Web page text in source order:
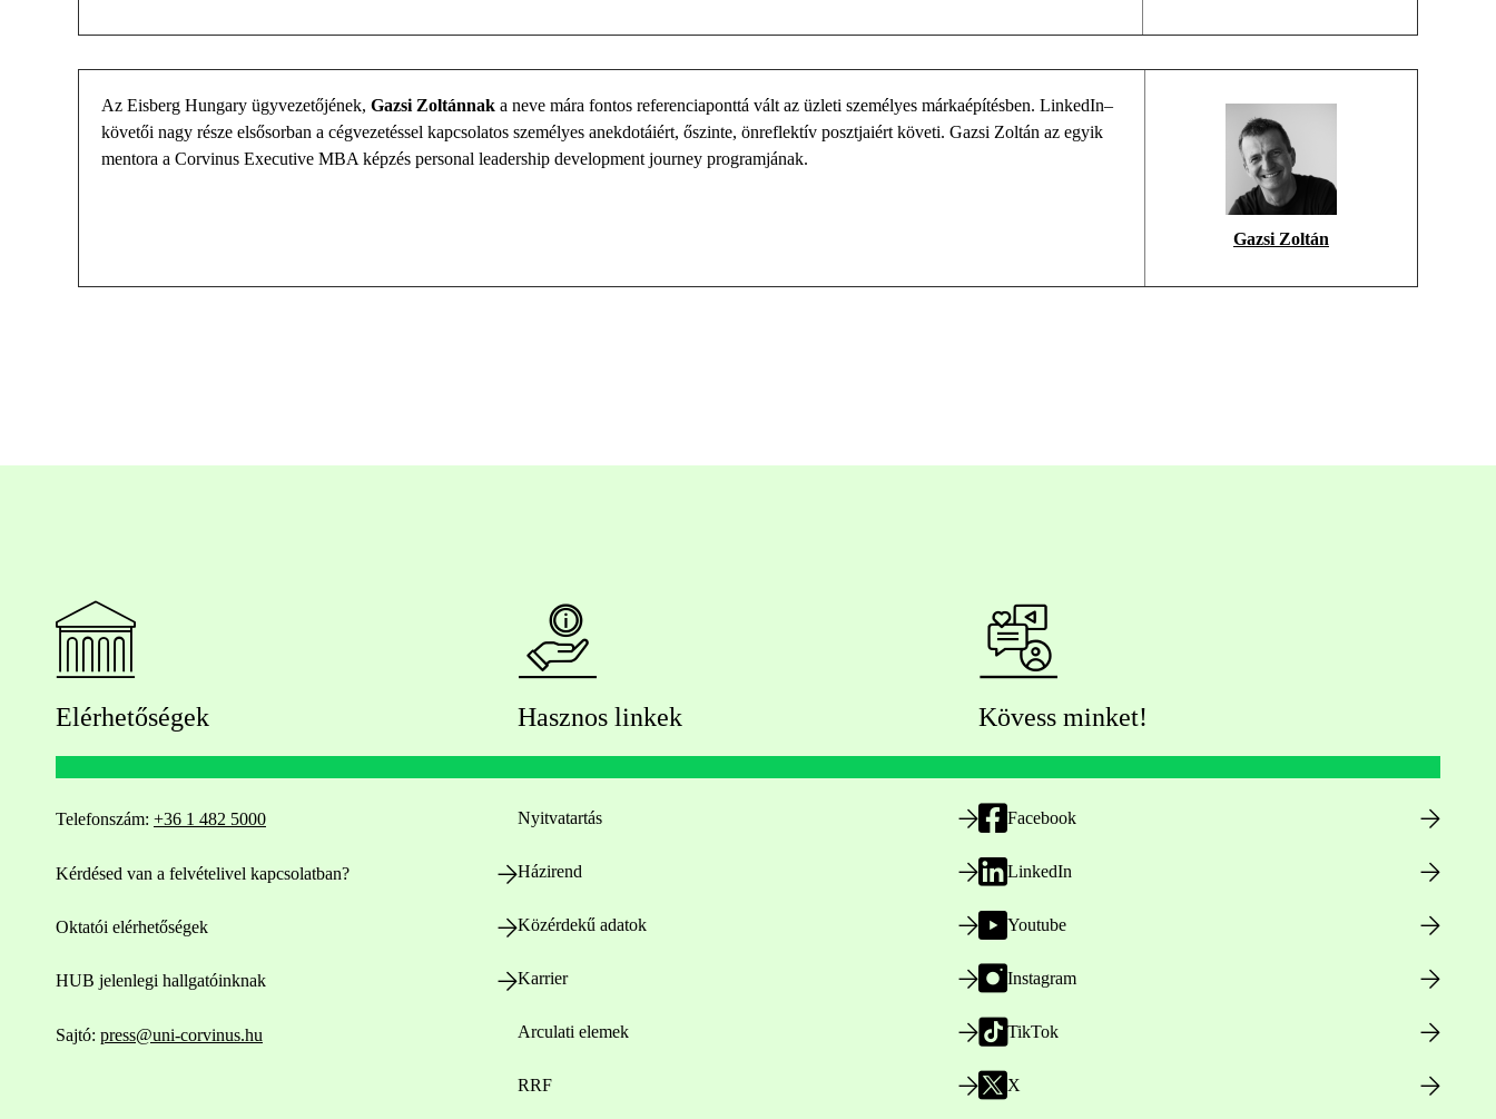
Az Eisberg Hungary ügyvezetőjének, Gazsi Zoltánnak a neve mára fontos referenciaponttá vált az üzleti személyes márkaépítésben. LinkedIn–
követői nagy része elsősorban a cégvezetéssel kapcsolatos személyes anekdotáiért, őszinte, önreflektív posztjaiért követi. Gazsi Zoltán az egyik
mentora a Corvinus Executive MBA képzés personal leadership development journey programjának.
Gazsi Zoltán
Elérhetőségek
Telefonszám: +36 1 482 5000
Kérdésed van a felvételivel kapcsolatban?
Oktatói elérhetőségek
HUB jelenlegi hallgatóinknak
Sajtó: press@uni-corvinus.hu
Hasznos linkek
Nyitvatartás
Házirend
Közérdekű adatok
Karrier
Arculati elemek
RRF
Kövess minket!
Facebook
LinkedIn
Youtube
Instagram
TikTok
X